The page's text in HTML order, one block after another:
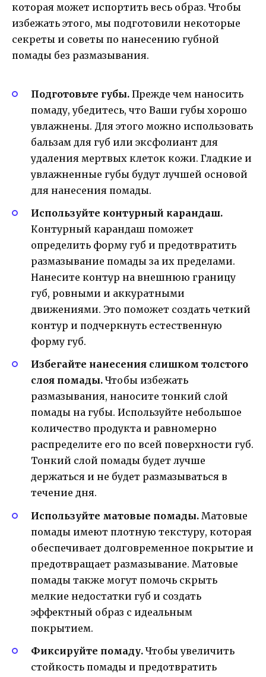
которая может испортить весь образ. Чтобы
избежать этого, мы подготовили некоторые
секреты и советы по нанесению губной
помады без размазывания.
Подготовьте губы. Прежде чем наносить
помаду, убедитесь, что Ваши губы хорошо
увлажнены. Для этого можно использовать
бальзам для губ или эксфолиант для
удаления мертвых клеток кожи. Гладкие и
увлажненные губы будут лучшей основой
для нанесения помады.
Используйте контурный карандаш.
Контурный карандаш поможет
определить форму губ и предотвратить
размазывание помады за их пределами.
Нанесите контур на внешнюю границу
губ, ровными и аккуратными
движениями. Это поможет создать четкий
контур и подчеркнуть естественную
форму губ.
Избегайте нанесения слишком толстого
слоя помады. Чтобы избежать
размазывания, наносите тонкий слой
помады на губы. Используйте небольшое
количество продукта и равномерно
распределите его по всей поверхности губ.
Тонкий слой помады будет лучше
держаться и не будет размазываться в
течение дня.
Используйте матовые помады. Матовые
помады имеют плотную текстуру, которая
обеспечивает долговременное покрытие и
предотвращает размазывание. Матовые
помады также могут помочь скрыть
мелкие недостатки губ и создать
эффектный образ с идеальным
покрытием.
Фиксируйте помаду. Чтобы увеличить
стойкость помады и предотвратить